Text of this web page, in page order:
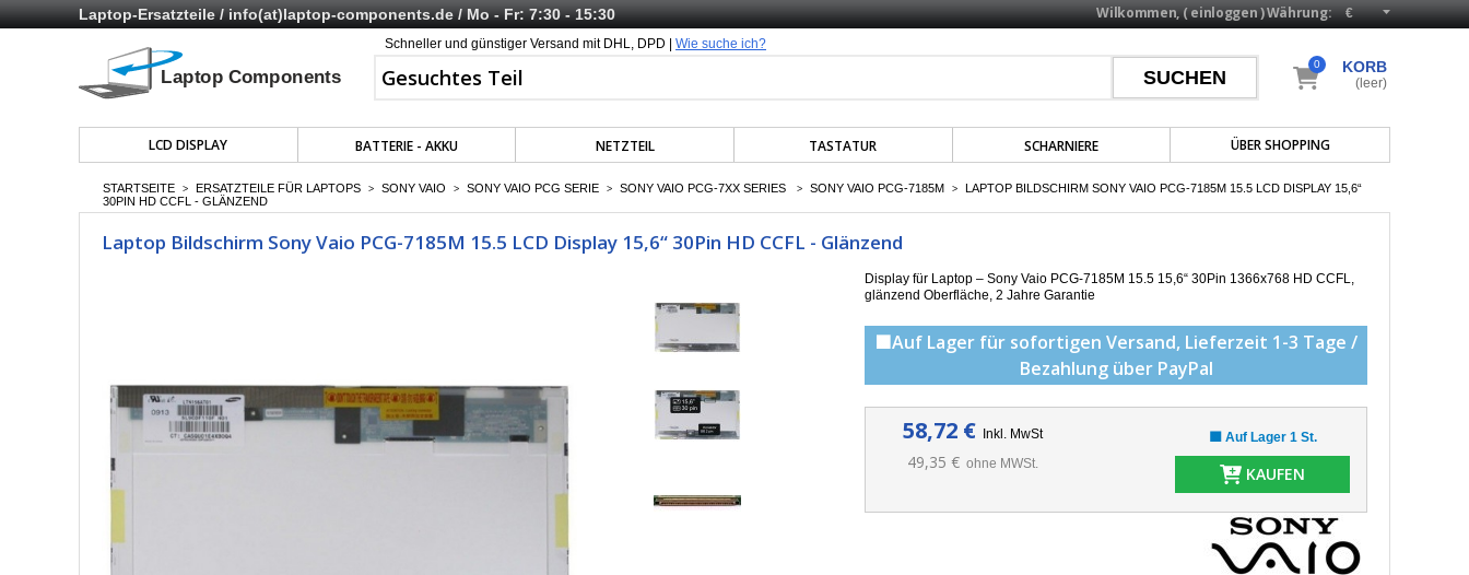
Laptop-Ersatzteile /info(at)laptop-components.de/ Mo - Fr: 7:30 - 15:30 Währung:
Wilkommen, (einloggen)
Schneller und günstiger Versand mit DHL, DPD | Wie suche ich?
LCD DISPLAY BATTERIE - AKKU NETZTEIL TASTATUR SCHARNIERE ÜBER SHOPPING
KORB
0
(leer)
STARTSEITE > ERSATZTEILE FÜR LAPTOPS > SONY VAIO > SONY VAIO PCG SERIE > SONY VAIO PCG-7XX SERIES > SONY VAIO PCG-7185M >
LAPTOP BILDSCHIRM SONY VAIO PCG-7185M 15.5 LCD DISPLAY 15,6“
30PIN HD CCFL - GLÄNZEND
Laptop Bildschirm Sony Vaio PCG-7185M 15.5 LCD Display 15,6“ 30Pin HD CCFL - Glänzend
Display für Laptop – Sony Vaio PCG-7185M 15.5 15,6“ 30Pin 1366x768 HD CCFL,
g länzend Oberfläche, 2 Jahre Garantie
🟩Auf Lager für sofortigen Versand, Lieferzeit 1-3 Tage /
Bezahlung über PayPal
58,72 € Inkl. MwSt
49,35 € ohne MWSt.
🟩 Auf Lager 1 St.
KAUFEN